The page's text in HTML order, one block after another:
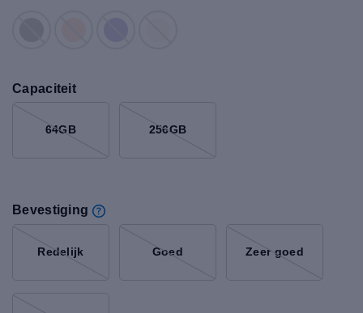
Capaciteit
64GB 256GB
Bevestiging
Redelijk Goed Zeer goed